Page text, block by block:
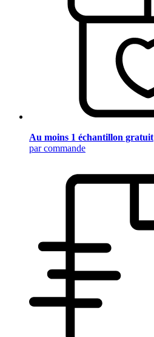
Au moins 1 échantillon gratuit
par commande